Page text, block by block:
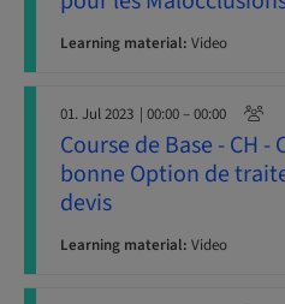
Learning material: Video
01. Jul 2023 | 00:00 – 00:00
Course de Base - CH
bonne Option de
devis
Learning material: Video